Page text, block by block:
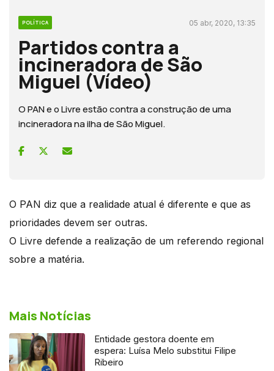
POLÍTICA 05 abr, 2020, 13:35
Partidos contra a
incineradora de São
Miguel (Vídeo)
O PAN e o Livre estão contra a construção de uma
incineradora na ilha de São Miguel.
O PAN diz que a realidade atual é diferente e que as
prioridades devem ser outras.
O Livre defende a realização de um referendo regional
sobre a matéria.
Mais Notícias
Entidade gestora doente em
espera: Luísa Melo substitui Filipe
Ribeiro